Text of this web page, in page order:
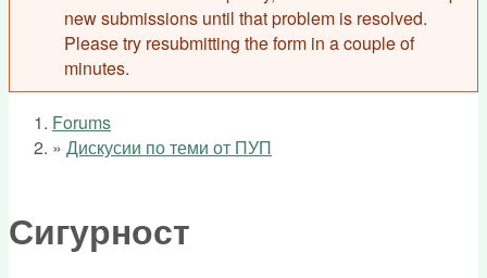
new submissions until that problem is resolved.
Please try resubmitting the form in a couple of
minutes.
You are here
Forums
» Дискусии по теми от ПУП
Сигурност